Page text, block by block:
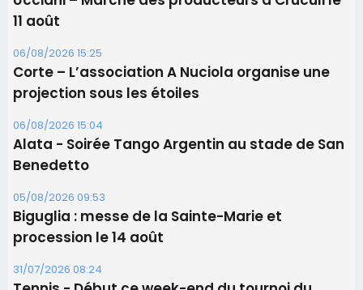
05/08/2026 09:53
Biguglia : messe de la Sainte-Marie et
procession le 14 août
31/07/2026 08:24
Tennis - Début ce week-end du tournoi du
RCPV
31/07/2026 08:22
82ème anniversaire de la disparition du
Commandant Antoine de Saint Exupery
Les plus lus